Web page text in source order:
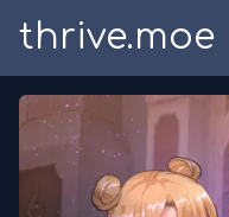
thrive.moe